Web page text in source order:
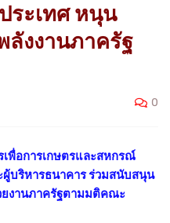
ระเทศ หนุน
ลังงานภาครัฐ
0
พื่อการเกษตรและสหกรณ์
บริหารธนาคาร ร่วมสนับสนุน
ยงานภาครัฐตามมติคณะ